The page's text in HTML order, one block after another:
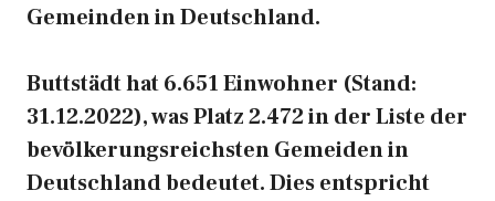
Gemeinden in Deutschland.
Buttstädt hat 6.651 Einwohner (Stand:
31.12.2022), was Platz 2.472 in der Liste der
bevölkerungsreichsten Gemeiden in
Deutschland bedeutet. Dies entspricht